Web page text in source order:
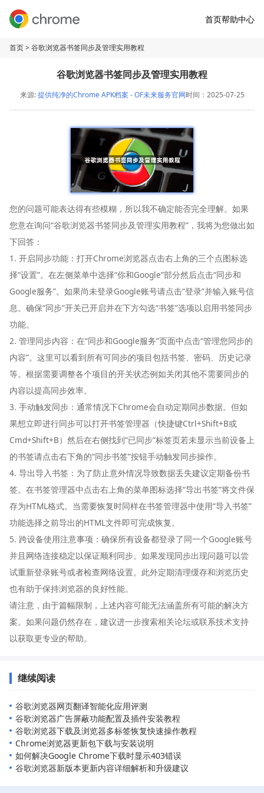
首页帮助中心
首页> 谷歌浏览器书签同步及管理实用教程
谷歌浏览器书签同步及管理实用教程
来源:提供纯净的Chrome APK档案 - OF未来服务官网时间：2025-07-25
您的问题可能表达得有些模糊，所以我不确定能否完全理解。如果
您意在询问“谷歌浏览器书签同步及管理实用教程”，我将为您做出如
下回答：
1. 开启同步功能：打开Chrome浏览器点击右上角的三个点图标选
择“设置”。在左侧菜单中选择“你和Google”部分然后点击“同步和
Google服务”。如果尚未登录Google账号请点击“登录”并输入账号信
息。确保“同步”开关已开启并在下方勾选“书签”选项以启用书签同步
功能。
2. 管理同步内容：在“同步和Google服务”页面中点击“管理您同步的
内容”。这里可以看到所有可同步的项目包括书签、密码、历史记录
等。根据需要调整各个项目的开关状态例如关闭其他不需要同步的
内容以提高同步效率。
3. 手动触发同步：通常情况下Chrome会自动定期同步数据。但如
果想立即进行同步可以打开书签管理器（快捷键Ctrl+Shift+B或
Cmd+Shift+B）然后在右侧找到“已同步”标签页若未显示当前设备上
的书签请点击右下角的“同步书签”按钮手动触发同步操作。
4. 导出导入书签：为了防止意外情况导致数据丢失建议定期备份书
签。在书签管理器中点击右上角的菜单图标选择“导出书签”将文件保
存为HTML格式。当需要恢复时同样在书签管理器中使用“导入书签”
功能选择之前导出的HTML文件即可完成恢复。
5. 跨设备使用注意事项：确保所有设备都登录了同一个Google账号
并且网络连接稳定以保证顺利同步。如果发现同步出现问题可以尝
试重新登录账号或者检查网络设置。此外定期清理缓存和浏览历史
也有助于保持浏览器的良好性能。
请注意，由于篇幅限制，上述内容可能无法涵盖所有可能的解决方
案。如果问题仍然存在，建议进一步搜索相关论坛或联系技术支持
以获取更专业的帮助。
继续阅读
谷歌浏览器网页翻译智能化应用评测
谷歌浏览器广告屏蔽功能配置及插件安装教程
谷歌浏览器下载及浏览器多标签恢复快速操作教程
Chrome浏览器更新包下载与安装说明
如何解决Google Chrome下载时显示403错误
谷歌浏览器新版本更新内容详细解析和升级建议